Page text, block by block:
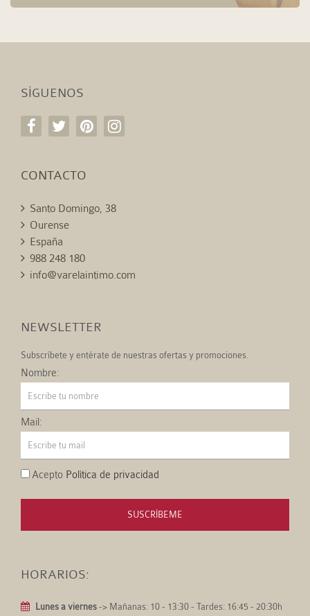
SÍGUENOS
CONTACTO
Santo Domingo, 38
Ourense
España
988 248 180
info@varelaintimo.com
NEWSLETTER
Subscríbete y entérate de nuestras ofertas y promociones.
Nombre:
Mail:
Acepto Política de privacidad
SUSCRÍBEME
HORARIOS:
Lunes a viernes -> Mañanas: 10 - 13:30 - Tardes: 16:45 - 20:30h